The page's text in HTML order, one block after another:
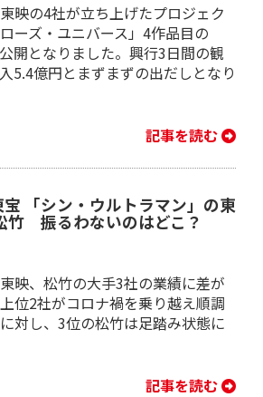
映の4社が立ち上げたプロジェク
ーズ・ユニバース」4作品目の
開となりました。興行3日間の観
5.4億円とまずまずの出だしとなり
記事を読む
「シン・ウルトラマン」の東
竹 振るわないのはどこ？
映、松竹の大手3社の業績に差が
位2社がコロナ禍を乗り越え順調
対し、3位の松竹は足踏み状態に
記事を読む